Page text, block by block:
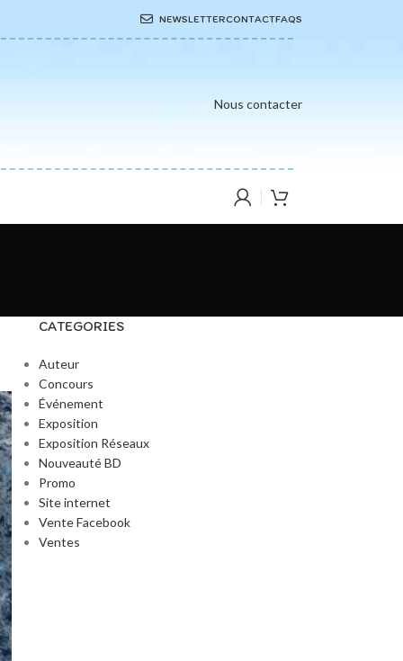
NEWSLETTERCONTACTFAQS
Nous contacter
CATEGORIES
Auteur
Concours
Événement
Exposition
Exposition Réseaux
Nouveauté BD
Promo
Site internet
Vente Facebook
Ventes